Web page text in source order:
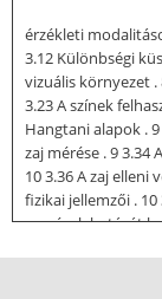
érzékleti
3.12 Különbségi
vizuális környezet .
3.23 A színek
Hangtani alapok .
zaj mérése . 9 3.34
10 3.36 A zaj elleni
fizikai jellemzői . 10
rezgések hatását